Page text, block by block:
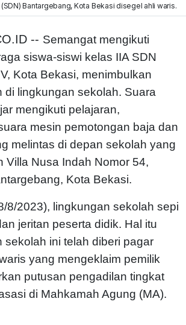
Bantargebang, Kota Bekasi disegel ahli waris.
-- Semangat mengikuti
siswa-siswi kelas IIA SDN
Kota Bekasi, menimbulkan
di lingkungan sekolah. Suara
mengikuti pelajaran,
mesin pemotongan baja dan
melintas di depan sekolah yang
Villa Nusa Indah Nomor 54,
Kota Bekasi.
8/2023), lingkungan sekolah sepi
jeritan peserta didik. Hal itu
sekolah ini telah diberi pagar
yang mengeklaim pemilik
putusan pengadilan tingkat
di Mahkamah Agung (MA).